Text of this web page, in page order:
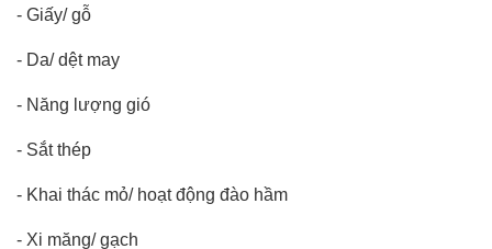
- Giấy/ gỗ
- Da/ dệt may
- Năng lượng gió
- Sắt thép
- Khai thác mỏ/ hoạt động đào hầm
- Xi măng/ gạch